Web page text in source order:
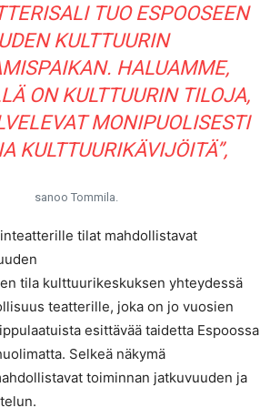
TUO ESPOOSEEN
KULTTUURIN
HALUAMME,
ON KULTTUURIN TILOJA,
MONIPUOLISESTI
KULTTUURIKÄVIJÖITÄ”,
sanoo Tommila.
tilat mahdollistavat
tila kulttuurikeskuksen yhteydessä
teatterille, joka on jo vuosien
esittävää taidetta Espoossa
Selkeä näkymä
toiminnan jatkuvuuden ja